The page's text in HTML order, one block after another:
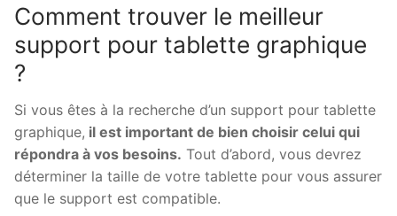
Comment trouver le meilleur
support pour tablette graphique
?
Si vous êtes à la recherche d’un support pour tablette
graphique, il est important de bien choisir celui qui
répondra à vos besoins. Tout d’abord, vous devrez
déterminer la taille de votre tablette pour vous assurer
que le support est compatible.